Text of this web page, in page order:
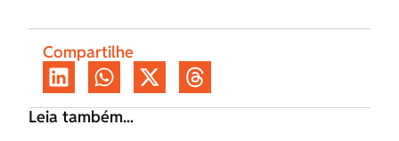
Compartilhe
Leia também...